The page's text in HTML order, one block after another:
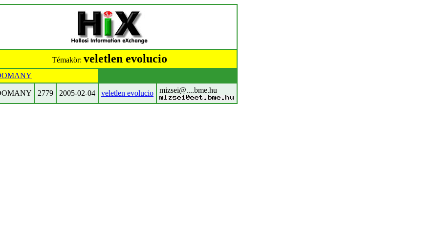
Témakör: veletlen evolucio
2779 2005-02-04 veletlen evolucio mizsei@....bme.hu